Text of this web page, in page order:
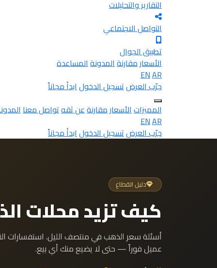
التقارير والتحليلات
التواصل الاجتماعي
تطبيق الجوال
الأسعارمقارنةالمدونةالمساعدة
ENAR
جرّب العرضتسجيل الدخولابدأ مجاناً
المميزاتالأسعارمقارنةعن ثقهتواصل معنا
ENAR
جرّب العرضتسجيل الدخولابدأ مجاناً
دليل القطاع
كيف تزيد محلات
أسئلة سعر الذهب في منتصف الليل.
عميل فوراً — حتى لا يضيع منك أي بيع.